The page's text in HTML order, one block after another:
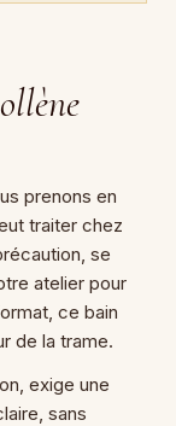
prenons en
traiter chez
se
atelier pour
ce bain
de la trame.
exige une
sans